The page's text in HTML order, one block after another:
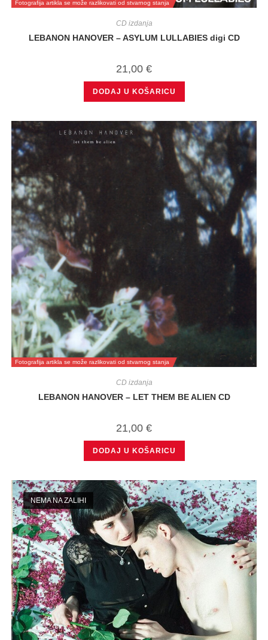
Fotografija artikla se može razlikovati od stvarnog stanja
CD izdanja
LEBANON HANOVER – ASYLUM LULLABIES digi CD
21,00 €
DODAJ U KOŠARICU
Fotografija artikla se može razlikovati od stvarnog stanja
CD izdanja
LEBANON HANOVER – LET THEM BE ALIEN CD
21,00 €
DODAJ U KOŠARICU
NEMA NA ZALIHI